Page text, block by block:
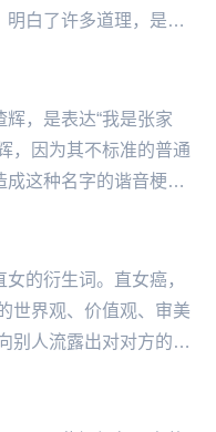
白了许多道理，是个
，是表达“我是张家
，因为其不标准的普通
这种名字的谐音梗成
的衍生词。直女癌，
世界观、价值观、审美
别人流露出对对方的不